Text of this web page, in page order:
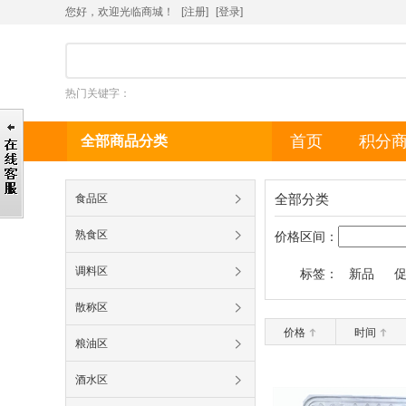
您好，欢迎光临商城！ [注册] [登录]
热门关键字：
全部商品分类 首页 积分
食品区
熟食区
调料区
散称区
粮油区
酒水区
全部分类
价格区间：
标签： 新品
价格 时间